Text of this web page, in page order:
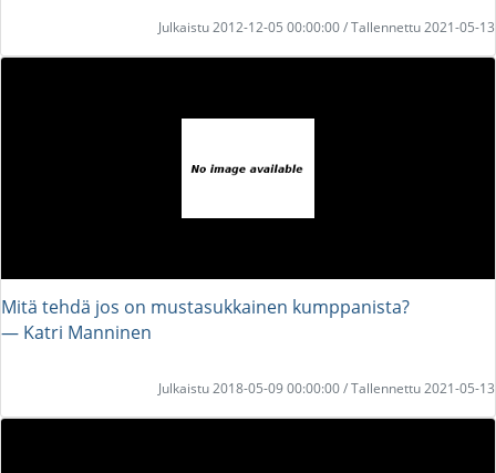
Julkaistu 2012-12-05 00:00:00 / Tallennettu 2021-05-13
Mitä tehdä jos on mustasukkainen kumppanista?
― Katri Manninen
Julkaistu 2018-05-09 00:00:00 / Tallennettu 2021-05-13